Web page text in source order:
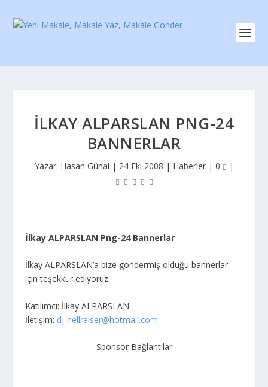
İLKAY ALPARSLAN PNG-24
BANNERLAR
Yazar: Hasan Günal | 24 Eki 2008 | Haberler| 0 |
İlkay ALPARSLAN Png-24 Bannerlar
İlkay ALPARSLAN’a bize göndermiş olduğu bannerlar
için teşekkür ediyoruz.
Katılımcı: İlkay ALPARSLAN
İletişim: dj-hellraiser@hotmail.com
Sponsor Bağlantılar